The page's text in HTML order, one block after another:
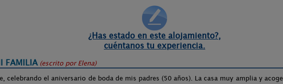
¿Has estado en este alojamiento?,
cuéntanos tu experiencia.
FAMILIA (escrito por Elena)
celebrando el aniversario de boda de mis padres (50 años). La casa muy amplia y